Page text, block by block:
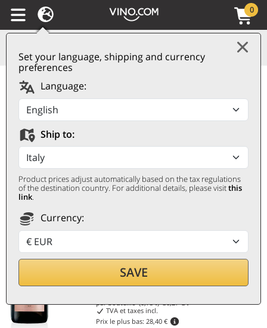
Set your language, shipping and currency
preferences
Language:
Ship to:
Product prices adjust automatically based on the tax regulations
of the destination country. For additional details, please visitthis
link.
Currency:
SAVE
0
Alta Langa DOCG Brut
Rosé Metodo Classico
Duchessa Lia
DUCHESSA LIA
0,75 ℓ
Remise 20%
22,70€
par bouteille (0,75 ℓ)30,27€/ℓ
TVA et taxes incl.
Prix le plus bas:28,40 €